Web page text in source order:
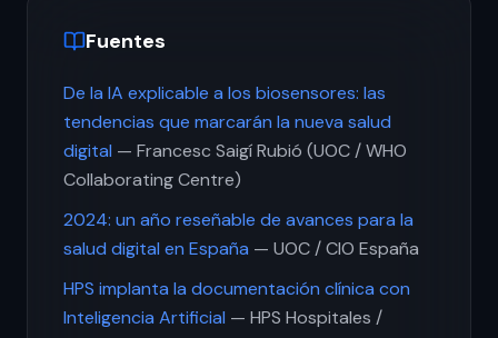
Fuentes
De la IA explicable a los biosensores: las
tendencias que marcarán la nueva salud
digital — Francesc Saigí Rubió (UOC / WHO
Collaborating Centre)
2024: un año reseñable de avances para la
salud digital en España — UOC / CIO España
HPS implanta la documentación clínica con
Inteligencia Artificial — HPS Hospitales /